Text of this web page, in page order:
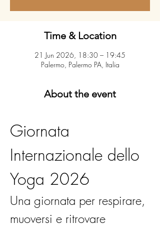
Time & Location
21 Jun 2026, 18:30 – 19:45
Palermo, Palermo PA, Italia
About the event
Giornata
Internazionale dello
Yoga 2026
Una giornata per respirare,
muoversi e ritrovare